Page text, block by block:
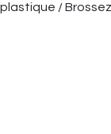
/